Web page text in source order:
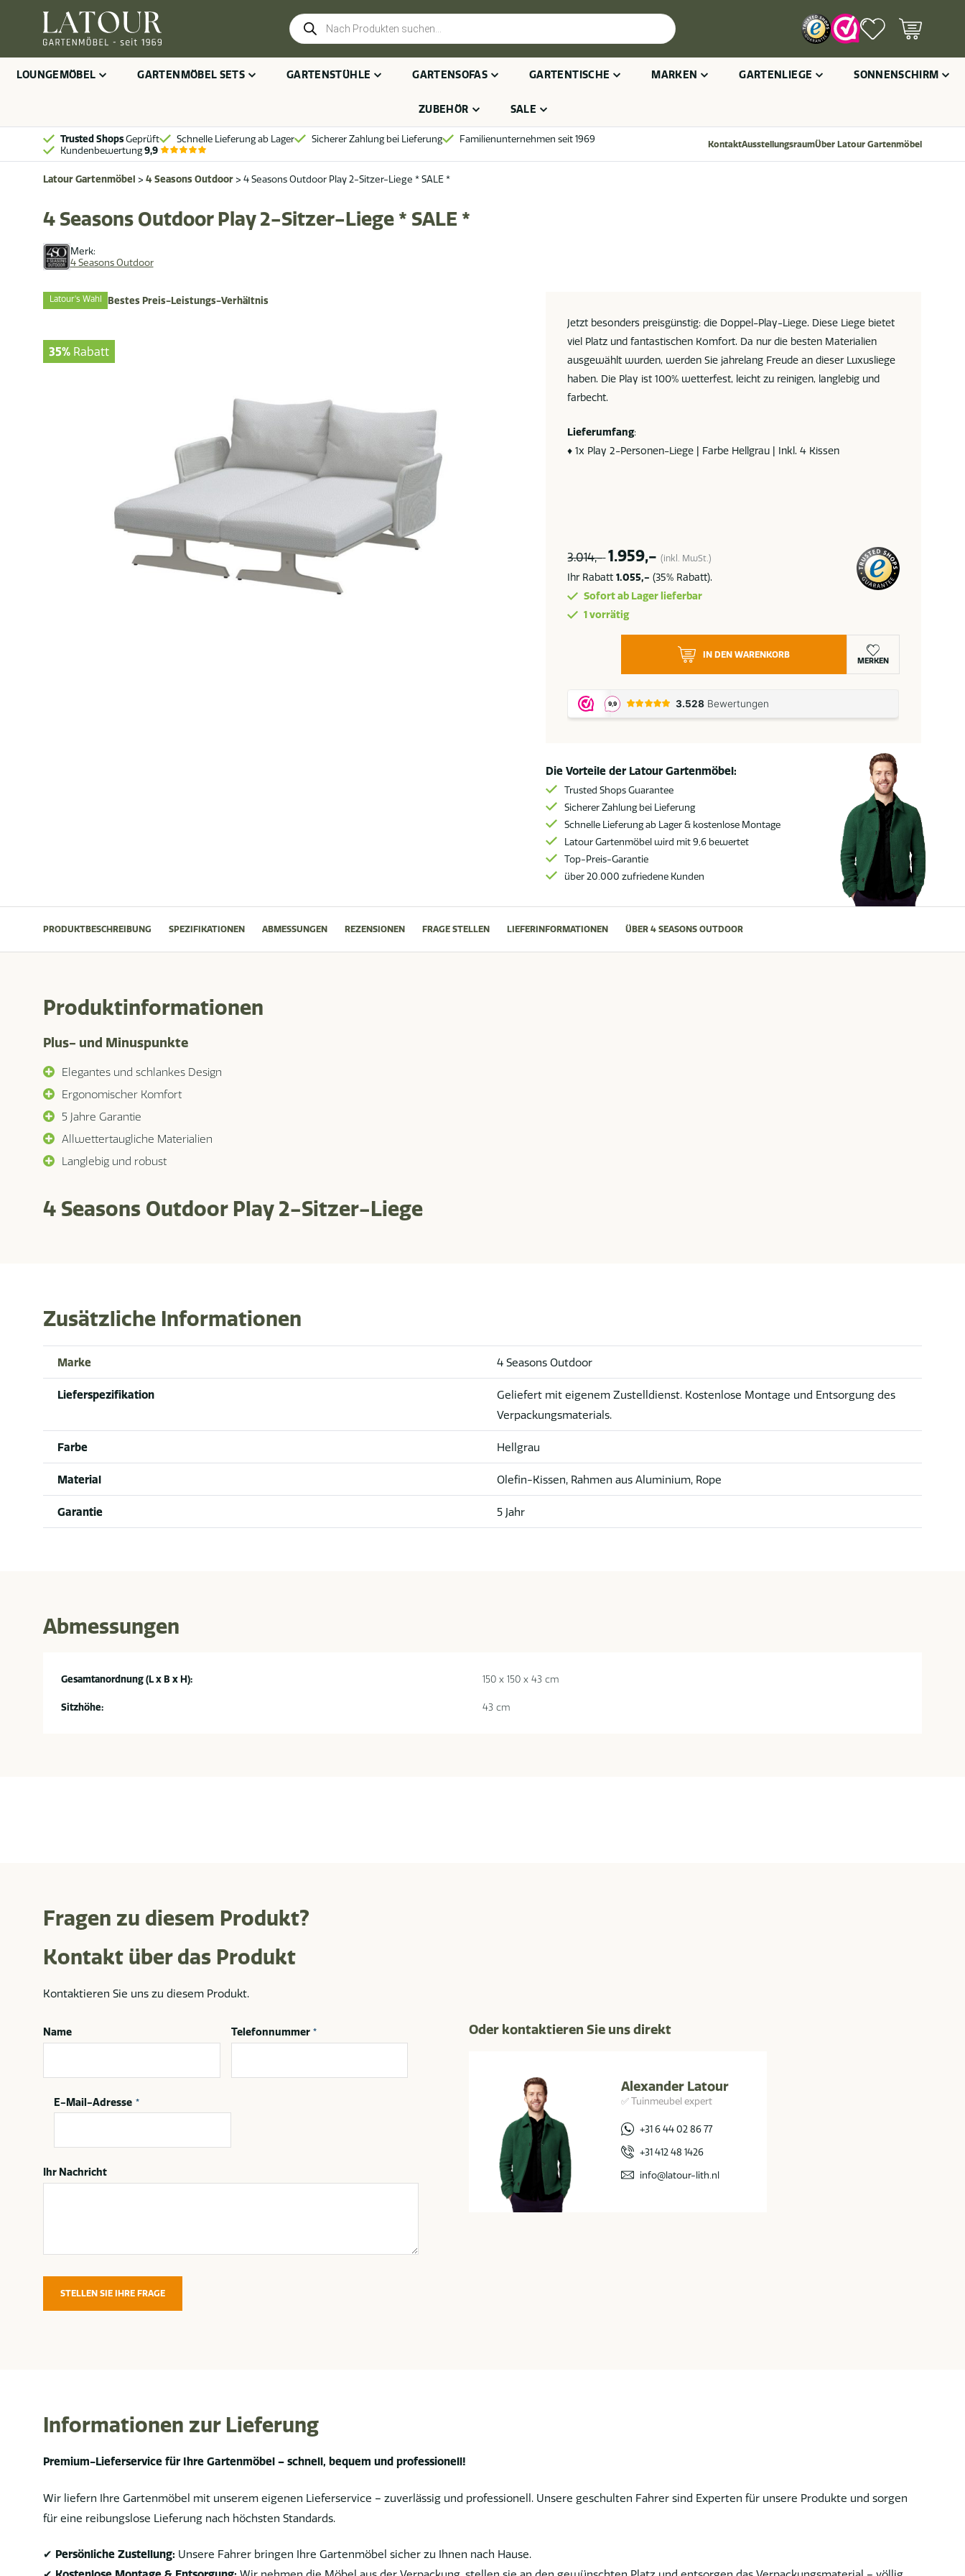
Products
search
LOUNGEMÖBEL GARTENMÖBEL SETS GARTENSTÜHLE GARTENSOFAS GARTENTISCHE MARKEN GARTENLIEGE SONNENSCHIRM
ZUBEHÖR SALE
Trusted ShopsGeprüft Schnelle Lieferung ab Lager Sicherer Zahlung bei Lieferung
Familienunternehmen seit 1969
Kundenbewertung9,9 KontaktAusstellungsraumÜber Latour Gartenmöbel
Latour Gartenmöbel > 4 Seasons Outdoor> 4 Seasons Outdoor Play 2-Sitzer-Liege * SALE *
Merk:
4 Seasons Outdoor
4 Seasons Outdoor Play 2-Sitzer-Liege * SALE *
Latour's Wahl Bestes Preis-Leistungs-Verhältnis
35% Rabatt
Jetzt besonders preisgünstig: die Doppel-Play-Liege. Diese Liege bietet
viel Platz und fantastischen Komfort. Da nur die besten Materialien
ausgewählt wurden, werden Sie jahrelang Freude an dieser Luxusliege
haben. Die Play ist 100% wetterfest, leicht zu reinigen, langlebig und
farbecht.
Lieferumfang:
♦ 1x Play 2-Personen-Liege | Farbe Hellgrau | Inkl. 4 Kissen
3.014,- 1.959,- (inkl. MwSt.)
Ihr Rabatt1.055,- (35% Rabatt).
Sofort ab Lager lieferbar
1 vorrätig
Play
2-
*
SALE
*
Menge
IN DEN WARENKORB
MERKEN
Die Vorteile der Latour Gartenmöbel:
Trusted Shops Guarantee
Sicherer Zahlung bei Lieferung
Schnelle Lieferung ab Lager & kostenlose Montage
Latour Gartenmöbel wird mit 9,6 bewertet
Top-Preis-Garantie
über 20.000 zufriedene Kunden
PRODUKTBESCHREIBUNG SPEZIFIKATIONEN ABMESSUNGEN REZENSIONEN FRAGE STELLEN LIEFERINFORMATIONEN ÜBER 4 SEASONS OUTDOOR
Produktinformationen
Plus- und Minuspunkte
Elegantes und schlankes Design
Ergonomischer Komfort
5 Jahre Garantie
Allwettertaugliche Materialien
Langlebig und robust
4 Seasons Outdoor Play 2-Sitzer-Liege
Zusätzliche Informationen
Marke 4 Seasons Outdoor
Lieferspezifikation
Geliefert mit eigenem Zustelldienst. Kostenlose Montage und Entsorgung des
Verpackungsmaterials.
Farbe Hellgrau
Material Olefin-Kissen, Rahmen aus Aluminium, Rope
Garantie 5 Jahr
Abmessungen
Gesamtanordnung (L x B x H): 150 x 150 x 43 cm
Sitzhöhe: 43 cm
Fragen zu diesem Produkt?
Kontakt über das Produkt
Kontaktieren Sie uns zu diesem Produkt.
Name Telefonnummer *
E-Mail-Adresse *
Ihr Nachricht
STELLEN SIE IHRE FRAGE
Oder kontaktieren Sie uns direkt
Alexander Latour
✅ Tuinmeubel expert
+31 6 44 02 86 77
+31 412 48 1426
info@latour-lith.nl
Informationen zur Lieferung
Premium-Lieferservice für Ihre Gartenmöbel – schnell, bequem und professionell!
Wir liefern Ihre Gartenmöbel mit unserem eigenen Lieferservice – zuverlässig und professionell. Unsere geschulten Fahrer sind Experten für unsere Produkte und sorgen
für eine reibungslose Lieferung nach höchsten Standards.
✔ Persönliche Zustellung: Unsere Fahrer bringen Ihre Gartenmöbel sicher zu Ihnen nach Hause.